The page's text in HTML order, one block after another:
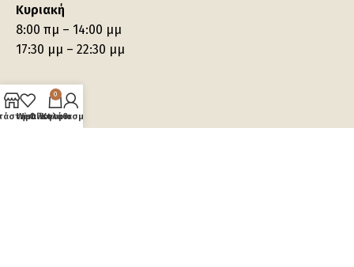
Κυριακή
8:00 πμ – 14:00 μμ
17:30 μμ – 22:30 μμ
Wishlist
0
Καλάθι
Ο λογαριασμός μου